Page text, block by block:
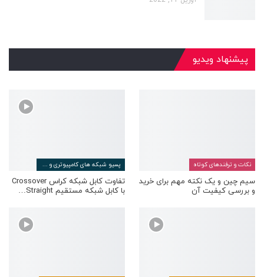
پیشنهاد ویدیو
نکات و ترفندهای کوتاه
سیم چین و یک نکته مهم برای خرید
و بررسی کیفیت آن
پسیو شبکه های کامپیوتری و مخابراتی
تفاوت کابل شبکه کراس Crossover
با کابل شبکه مستقیم Straight…